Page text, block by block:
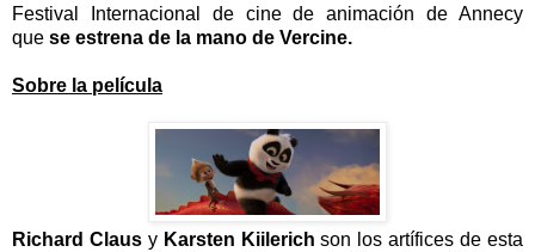
Festival Internacional de cine de animación de Annecy
que se estrena de la mano de Vercine.
Sobre la película
Richard Clausy Karsten Kiilerich son los artífices de esta